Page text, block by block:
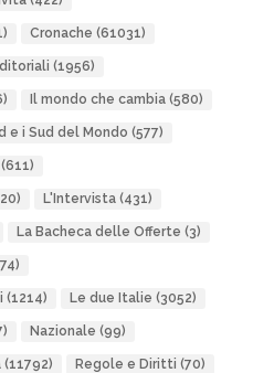
Cronache (61031)
(1956)
Il mondo che cambia(580)
e i Sud del Mondo (577)
(611)
L'Intervista(431)
La Bacheca delle Offerte (3)
(1214) Le due Italie (3052)
Nazionale (99)
(11792) Regole e Diritti (70)